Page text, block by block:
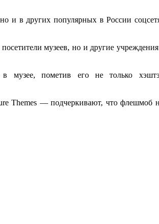
и в других популярных в России
музеев, но и другие
в музее, пометив его не только
Themes — подчеркивают, что флешмоб